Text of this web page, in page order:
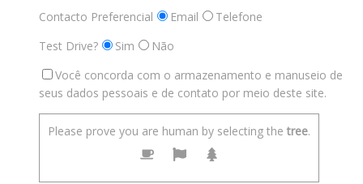
Contacto Preferencial Email
Telefone
Test Drive?
Sim
Não
Você concorda com o armazenamento e manuseio de
seus dados pessoais e de contato por meio deste site.
Please prove you are human by selecting the tree.